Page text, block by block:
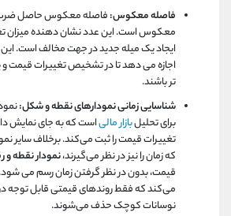
فاصله معکوس:فاصله معکوس حاصل ضرب
معکوس است. این عدد نشان دهنده میزان
ایجاد یک میله جدید در جهت مخالف است. این
اجازه می‌ دهد تا در تشخیص تغییرات قیمت
تر باشند.
شناسایی زمانی نمودارهای نقطه و شکل:
برای تحلیلبازار مالیاست که به جای نمایش
تغییرات قیمت را ثبت می‌کند. برخلاف سایر
که زمان را نیز در نظر می‌گیرند،نمودار نقطه و
قیمت، بدون در نظر گرفتن زمان رسم می
می‌کند که فقط روندهای قیمتی قابل توجه
نوسانات کوچک حذف می‌شوند.